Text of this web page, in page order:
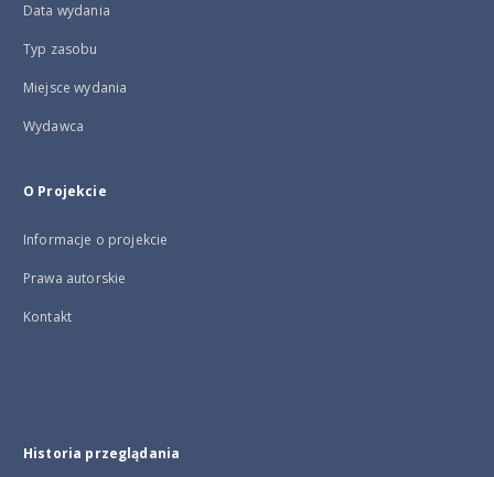
Data wydania
Typ zasobu
Miejsce wydania
Wydawca
O Projekcie
Informacje o projekcie
Prawa autorskie
Kontakt
Historia przeglądania